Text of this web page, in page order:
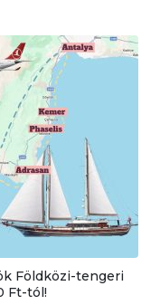
Földközi-tengeri
Ft-tól!